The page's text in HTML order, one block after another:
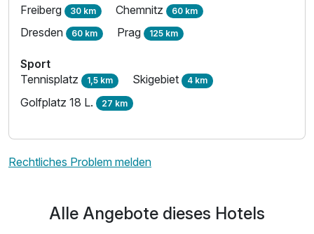
Freiberg 30 km Chemnitz 60 km
Dresden 60 km Prag 125 km
Sport
Tennisplatz 1,5 km Skigebiet 4 km
Golfplatz 18 L. 27 km
Rechtliches Problem melden
Alle Angebote dieses Hotels